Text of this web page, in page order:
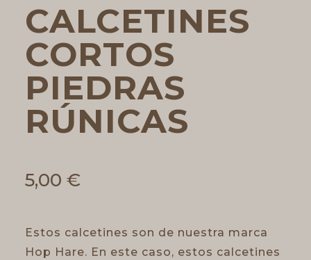
CALCETINES
CORTOS
PIEDRAS
RÚNICAS
5,00 €
Estos calcetines son de nuestra marca
Hop Hare. En este caso, estos calcetines